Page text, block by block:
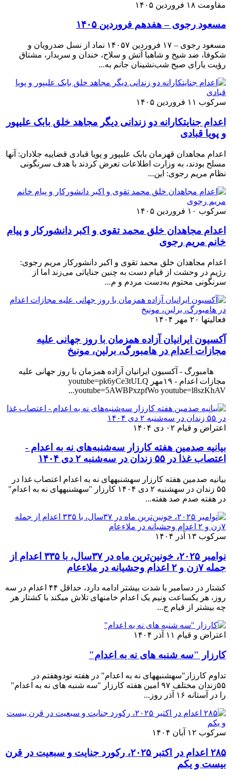
مقاومت ۱۸ فروردین ۱۴۰۵
مسعود رجوی – هفدهم فروردین ۱۴۰۵
مسعود رجوی – ۱۷ فروردین ۱۴۰۵۷ نماد از نسل ضدرویان و
شکوفا، ضد شیخ و شاهبا آتش و سلاح، خندان و سربدار، مشتاق
رؤیت یارای صبح شب‌نشینان جانم به...
سرکوب ۱۱ فروردین ۱۴۰۵
اعدام جنایتکارانه دو زندانی دیگر مجاهد خلق بابک علیپور
و پویا قبادی
اعدام مجاهدان قهرمان بابک علیپور و پویا قبادی قضاییه جلادان: آنها
مسلح بودند، به وزارت اطلاعات تعرض کردند با هدف سرنگونی
نظام مریم رجوی: این...
سرکوب ۱۰ فروردین ۱۴۰۵
اعدام مجاهدان خلق محمد تقوی و اکبر دانشورکار و پیام
خانم مریم رجوی
اعدام مجاهدان خلق محمد تقوی و اکبر دانشورکار مریم رجوی:
رژیم در وحشت از قیام دست به چنین جنایاتی می‌زند اما از
سرنگونی محتوم به‌دست مردم و م...
فعالیتها ۲۰ مهر ۱۴۰۴
آکسیون ایرانیان آزاده همزمان با روز جهانی علیه
مجازات اعدام در هامبورگ، برلین، مونیخ
هامبورگ - آکسیون ایرانیان آزاده همزمان با روز جهانی علیه
مجازات اعدام - ۱۹مهر youtube=pk6yCe3tULQ
youtube=5AWBPxzpfWo youtube=l8szKhAV...
اعتراض و قیام ۰۲ دی ۱۴۰۴
بیانیه صدمین هفته کارزار سه‌شنبه‌های نه به اعدام -
اعتصاب غذا در ۵۵ زندان در سه‌شنبه ۲ دی ۱۴۰۴
بیانیه صدمین هفته کارزار سهشنبههای نه به اعدام اعتصاب غذا در
۵۵ زندان در سهشنبه ۲ دی ۱۴۰۴ کارزار "سهشنبههای نه به اعدام"
در هفته صدم صد هفته...
سرکوب ۱۳ آذر ۱۴۰۴
نوامبر ۲۰۲۵، خونین‌ترین ماه در ۳۷سال، با ۳۳۵ اعدام از
جمله ۷زن و ۲ اعدام وحشیانه در ملاءعام
کشتار در دسامبر با شدت بیشتر ادامه دارد، حداقل ۴۴ اعدام در سه
روز، هر یکساعت ونیم یک اعدام خامنهای تلاش میکند با کشتار هر
چه بیشتر از قیام ج...
اعتراض و قیام ۱۱ آذر ۱۴۰۴
کارزار "سه شنبه های نه به اعدام"
تداوم کارزار"سهشنبههای نه به اعدام" در هفته نودوهفتم در
۵۵زندان مختلف ۹۷ امین هفته کارزار "سه شنبه های نه به اعدام"
را در آستانه ۱۶ آذر روز...
سرکوب ۱۲ آبان ۱۴۰۴
۲۸۵ اعدام در اکتبر ۲۰۲۵، رکورد جنایت و سبعیت در قرن
بیست و یکم